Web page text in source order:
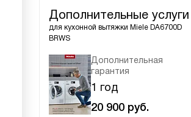
Дополнительные услуги
для кухонной вытяжки Miele DA6700D
BRWS
Дополнительная
гарантия
1 год
20 900 руб.